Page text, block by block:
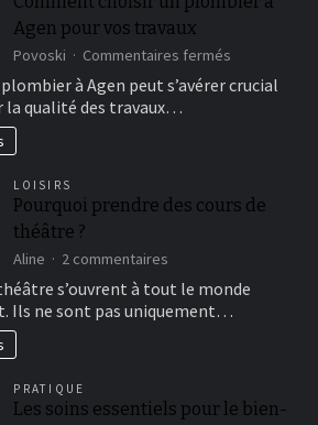
Agen pour vos travaux
Povoski Commentaires fermés
choisir
pour
vos
plombier à Agen peut s’avérer crucial
la qualité des travaux…
LOISIRS
Pourquoi prendre des cours de
théâtre ?
Aline 2 commentaires
prendre
des
s’ouvrent à tout le monde
Ils ne sont pas uniquement…
PRATIQUE
Les soins essentiels pour le bien-